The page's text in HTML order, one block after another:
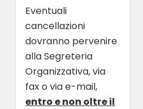
Eventuali
cancellazioni
dovranno pervenire
alla Segreteria
Organizzativa, via
fax o via e-mail,
entro e non oltre il